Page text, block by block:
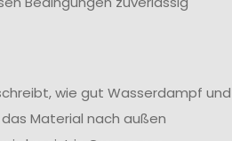
wie gut Wasserdampf und
Material nach außen